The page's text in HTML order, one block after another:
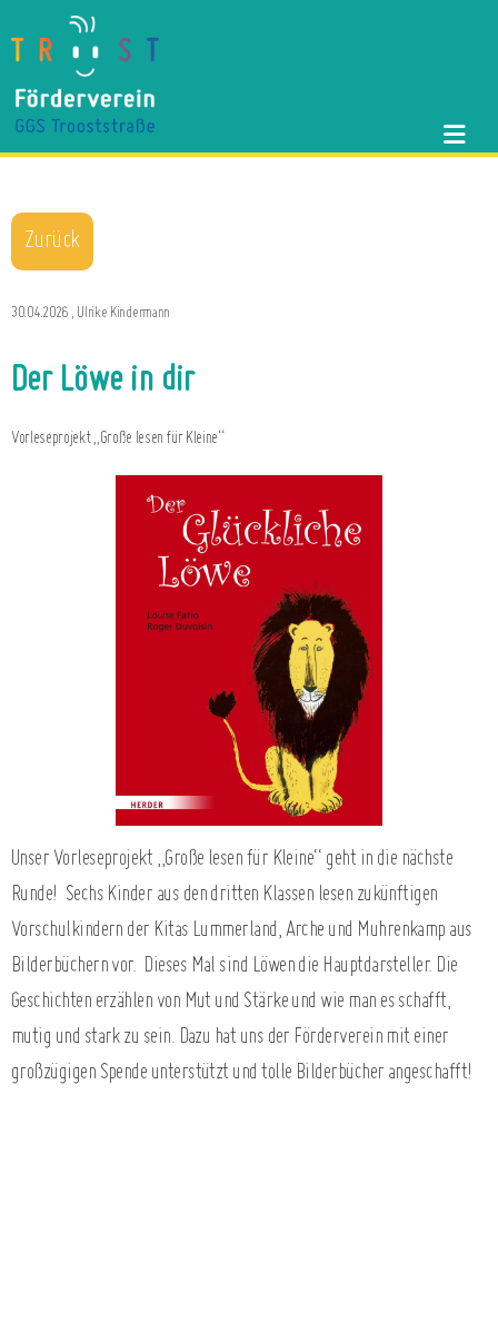
Zurück
30.04.2026 , Ulrike Kindermann
Der Löwe in dir
Vorleseprojekt „Große lesen für Kleine“
Unser Vorleseprojekt „Große lesen für Kleine“ geht in die nächste
Runde! Sechs Kinder aus den dritten Klassen lesen zukünftigen
Vorschulkindern der Kitas Lummerland, Arche und Muhrenkamp aus
Bilderbüchern vor. Dieses Mal sind Löwen die Hauptdarsteller. Die
Geschichten erzählen von Mut und Stärke und wie man es schafft,
mutig und stark zu sein. Dazu hat uns der Förderverein mit einer
großzügigen Spende unterstützt und tolle Bilderbücher angeschafft!